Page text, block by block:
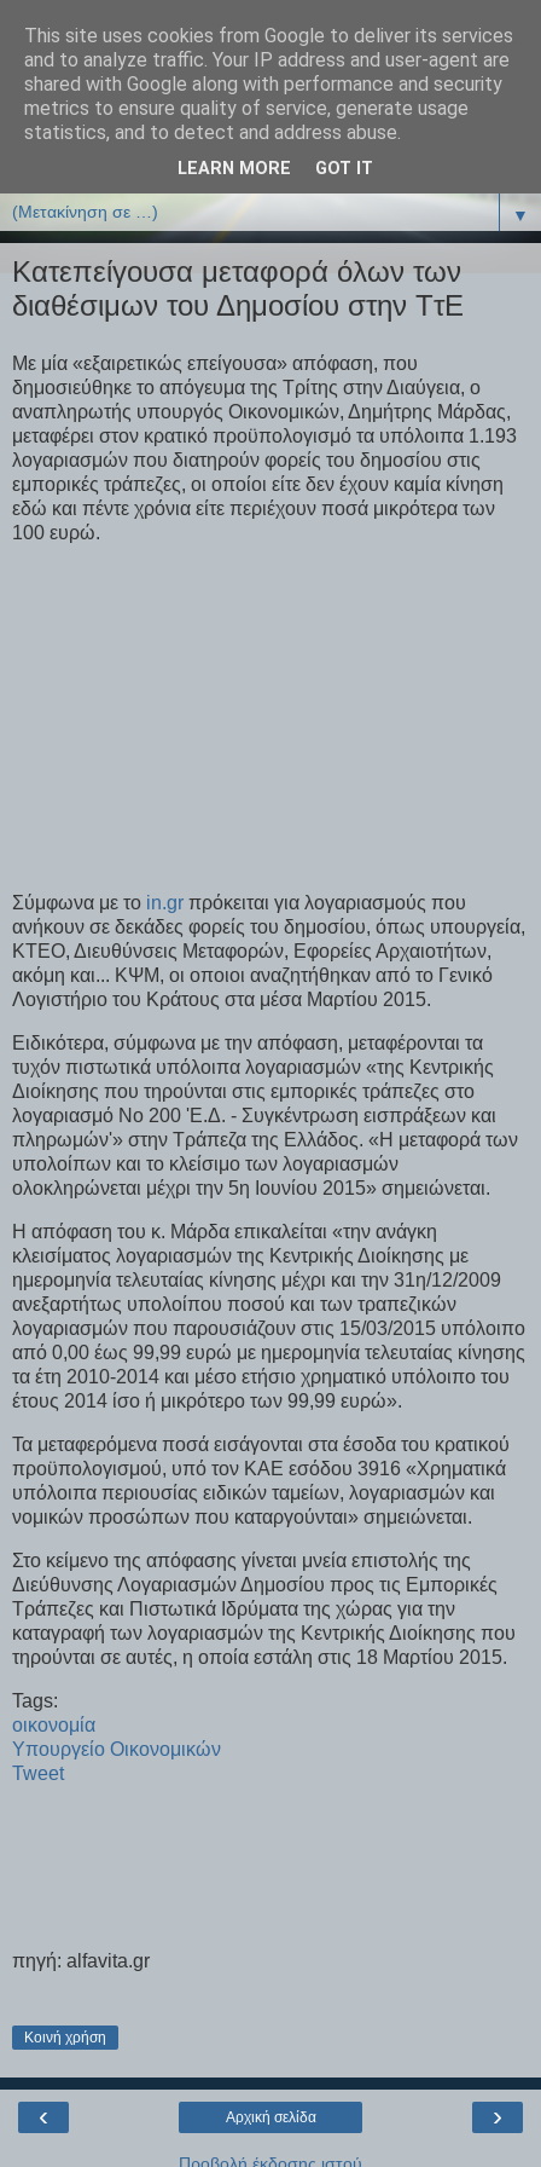
ΒΙΟΛΟΓΙΑonline.gr
Online Μαθήματα Βιολογίας
▼
Κατεπείγουσα μεταφορά όλων των
διαθέσιμων του Δημοσίου στην ΤτΕ
Με μία «εξαιρετικώς επείγουσα» απόφαση, που
δημοσιεύθηκε το απόγευμα της Τρίτης στην Διαύγεια, ο
αναπληρωτής υπουργός Οικονομικών, Δημήτρης Μάρδας,
μεταφέρει στον κρατικό προϋπολογισμό τα υπόλοιπα 1.193
λογαριασμών που διατηρούν φορείς του δημοσίου στις
εμπορικές τράπεζες, οι οποίοι είτε δεν έχουν καμία κίνηση
εδώ και πέντε χρόνια είτε περιέχουν ποσά μικρότερα των
100 ευρώ.
Σύμφωνα με το in.gr πρόκειται για λογαριασμούς που
ανήκουν σε δεκάδες φορείς του δημοσίου, όπως υπουργεία,
ΚΤΕΟ, Διευθύνσεις Μεταφορών, Εφορείες Αρχαιοτήτων,
ακόμη και... ΚΨΜ, οι οποιοι αναζητήθηκαν από το Γενικό
Λογιστήριο του Κράτους στα μέσα Μαρτίου 2015.
Ειδικότερα, σύμφωνα με την απόφαση, μεταφέρονται τα
τυχόν πιστωτικά υπόλοιπα λογαριασμών «της Κεντρικής
Διοίκησης που τηρούνται στις εμπορικές τράπεζες στο
λογαριασμό Νο 200 'Ε.Δ. - Συγκέντρωση εισπράξεων και
πληρωμών'» στην Τράπεζα της Ελλάδος. «Η μεταφορά των
υπολοίπων και το κλείσιμο των λογαριασμών
ολοκληρώνεται μέχρι την 5η Ιουνίου 2015» σημειώνεται.
Η απόφαση του κ. Μάρδα επικαλείται «την ανάγκη
κλεισίματος λογαριασμών της Κεντρικής Διοίκησης με
ημερομηνία τελευταίας κίνησης μέχρι και την 31η/12/2009
ανεξαρτήτως υπολοίπου ποσού και των τραπεζικών
λογαριασμών που παρουσιάζουν στις 15/03/2015 υπόλοιπο
από 0,00 έως 99,99 ευρώ με ημερομηνία τελευταίας κίνησης
τα έτη 2010-2014 και μέσο ετήσιο χρηματικό υπόλοιπο του
έτους 2014 ίσο ή μικρότερο των 99,99 ευρώ».
Τα μεταφερόμενα ποσά εισάγονται στα έσοδα του κρατικού
προϋπολογισμού, υπό τον ΚΑΕ εσόδου 3916 «Χρηματικά
υπόλοιπα περιουσίας ειδικών ταμείων, λογαριασμών και
νομικών προσώπων που καταργούνται» σημειώνεται.
Στο κείμενο της απόφασης γίνεται μνεία επιστολής της
Διεύθυνσης Λογαριασμών Δημοσίου προς τις Εμπορικές
Τράπεζες και Πιστωτικά Ιδρύματα της χώρας για την
καταγραφή των λογαριασμών της Κεντρικής Διοίκησης που
τηρούνται σε αυτές, η οποία εστάλη στις 18 Μαρτίου 2015.
Tags:
οικονομία
Υπουργείο Οικονομικών
Tweet
πηγή: alfavita.gr
Κοινή χρήση
‹ ›
Αρχική σελίδα
Προβολή έκδοσης ιστού
This site uses cookies from Google to deliver its services
and to analyze traffic. Your IP address and user-agent are
shared with Google along with performance and security
metrics to ensure quality of service, generate usage
statistics, and to detect and address abuse.
LEARN MORE GOT IT